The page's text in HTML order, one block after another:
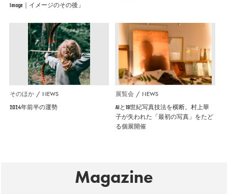
Image｜イメージのその後」
そのほか NEWS
2024年前半の運勢
展覧会 NEWS
AIと19世紀写真技法を横断。村上華
子が失われた「最初の写真」をたど
る個展開催
Magazine